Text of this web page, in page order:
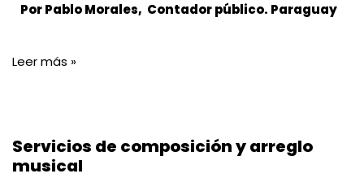
Por Pablo Morales, Contador público. Paraguay
Leer más »
Servicios de composición y arreglo
musical